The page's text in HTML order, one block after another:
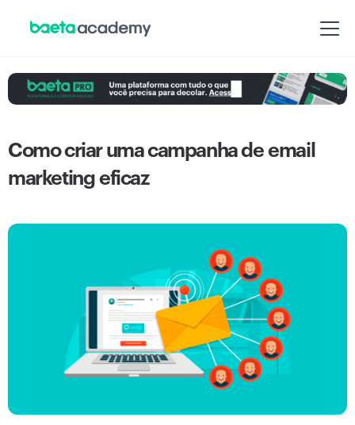
Como criar uma campanha de email
marketing eficaz